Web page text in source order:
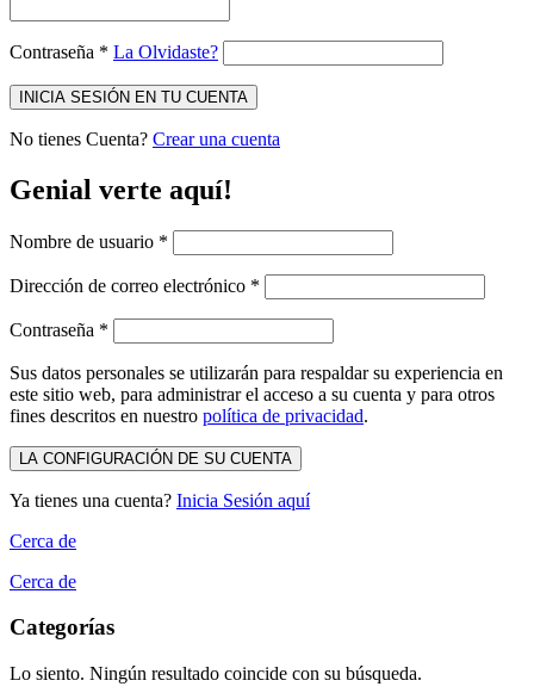
Contraseña * La Olvidaste?
INICIA SESIÓN EN TU CUENTA
No tienes Cuenta? Crear una cuenta
Genial verte aquí!
Nombre de usuario *
Dirección de correo electrónico *
Contraseña *
Sus datos personales se utilizarán para respaldar su experiencia en
este sitio web, para administrar el acceso a su cuenta y para otros
fines descritos en nuestro política de privacidad.
LA CONFIGURACIÓN DE SU CUENTA
Ya tienes una cuenta? Inicia Sesión aquí
Cerca de
Cerca de
Categorías
Lo siento. Ningún resultado coincide con su búsqueda.